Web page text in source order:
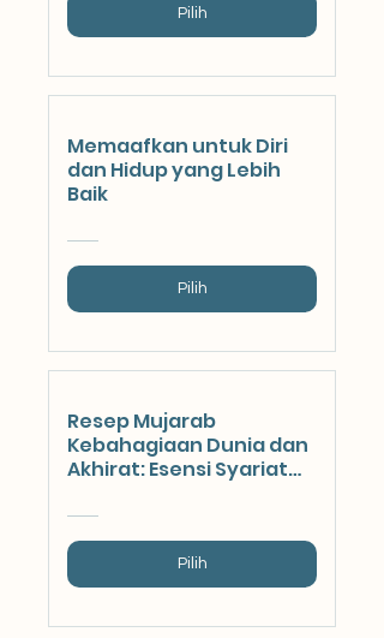
Pilih
Memaafkan untuk Diri
dan Hidup yang Lebih
Baik
Pilih
Resep Mujarab
Kebahagiaan Dunia dan
Akhirat: Esensi Syariat
Mental Muslim
Pilih